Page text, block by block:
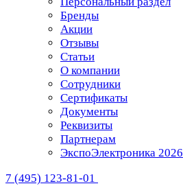
Бренды
Акции
Отзывы
Статьи
О компании
Сотрудники
Сертификаты
Документы
Реквизиты
Партнерам
ЭкспоЭлектроника 2026
7 (495) 123-81-01